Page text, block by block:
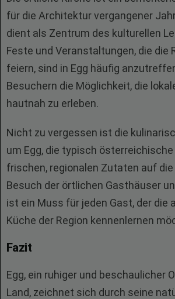
für die Architektur vergangener
dient als Zentrum des kulturellen
Feste und Veranstaltungen, die die
feiern, sind in Egg häufig
Besuchern die Möglichkeit, die
hautnah zu erleben.
Nicht zu vergessen ist die
um Egg, die typisch
frischen, regionalen Zutaten auf die
Besuch der örtlichen Gasthäuser
ist ein Muss für jeden Gast, der die
Küche der Region kennenlernen
Fazit
Egg, ein ruhiger und beschaulicher
Land, zeichnet sich durch seine